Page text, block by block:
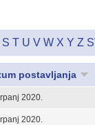
S T U V W X Y Z
postavljanja
2020.
2020.